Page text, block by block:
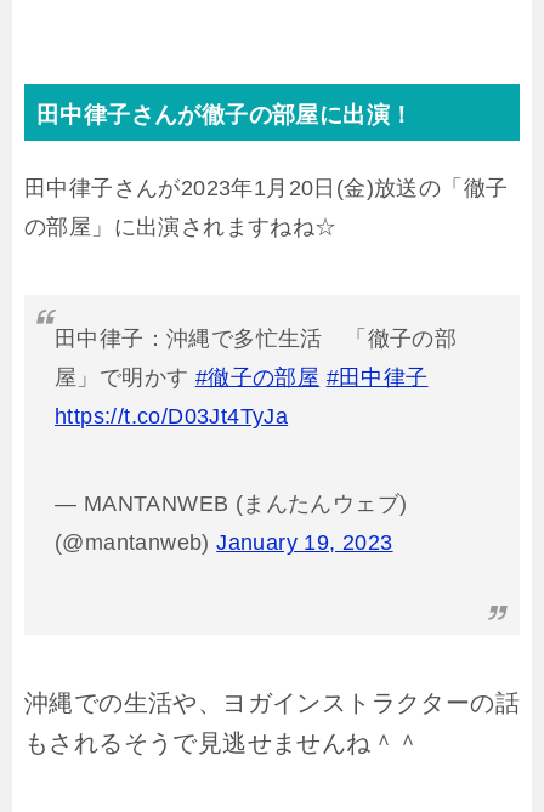
田中律子さんが徹子の部屋に出演！
田中律子さんが2023年1月20日(金)放送の「徹子
の部屋」に出演されますねね☆
田中律子：沖縄で多忙生活 「徹子の部
屋」で明かす #徹子の部屋 #田中律子
https://t.co/D03Jt4TyJa
— MANTANWEB (まんたんウェブ)
(@mantanweb)January 19, 2023
沖縄での生活や、ヨガインストラクターの話
もされるそうで見逃せませんね＾＾